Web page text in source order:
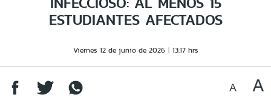
ESTUDIANTES AFECTADOS
Viernes 12 de junio de 2026 13:17 hrs